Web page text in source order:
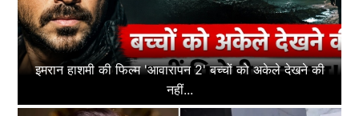
इमरान हाशमी की फिल्म 'आवारापन 2' बच्चों को अकेले देखने की
नहीं...